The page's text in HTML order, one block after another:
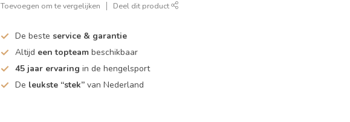
Toevoegen om te vergelijken Deel dit product
De beste service & garantie
Altijd een topteam beschikbaar
45 jaar ervaring in de hengelsport
De leukste “stek” van Nederland